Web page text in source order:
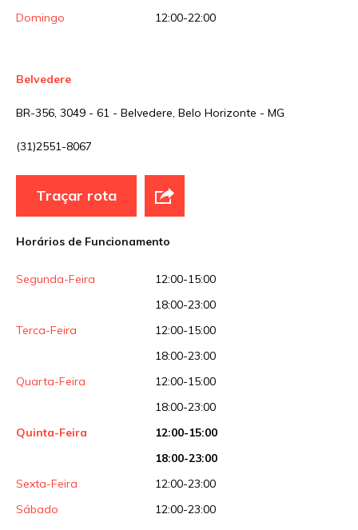
Domingo 12:00-22:00
Belvedere
BR-356, 3049 - 61 - Belvedere, Belo Horizonte - MG
(31)2551-8067
Traçar rota
Horários de Funcionamento
Segunda-Feira
12:00-15:00
18:00-23:00
Terca-Feira
12:00-15:00
18:00-23:00
Quarta-Feira
12:00-15:00
18:00-23:00
Quinta-Feira
12:00-15:00
18:00-23:00
Sexta-Feira
12:00-23:00
Sábado
12:00-23:00